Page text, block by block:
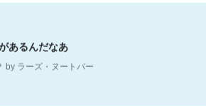
あるんだなあ
ラーズ・ヌートバー